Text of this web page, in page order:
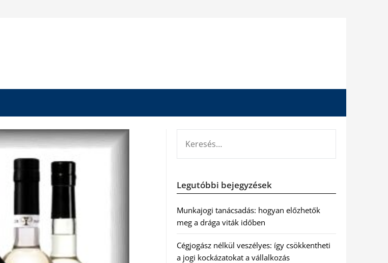
Legutóbbi bejegyzések
Munkajogi tanácsadás: hogyan előzhetők
meg a drága viták időben
Cégjogász nélkül veszélyes: így csökkentheti
a jogi kockázatokat a vállalkozás